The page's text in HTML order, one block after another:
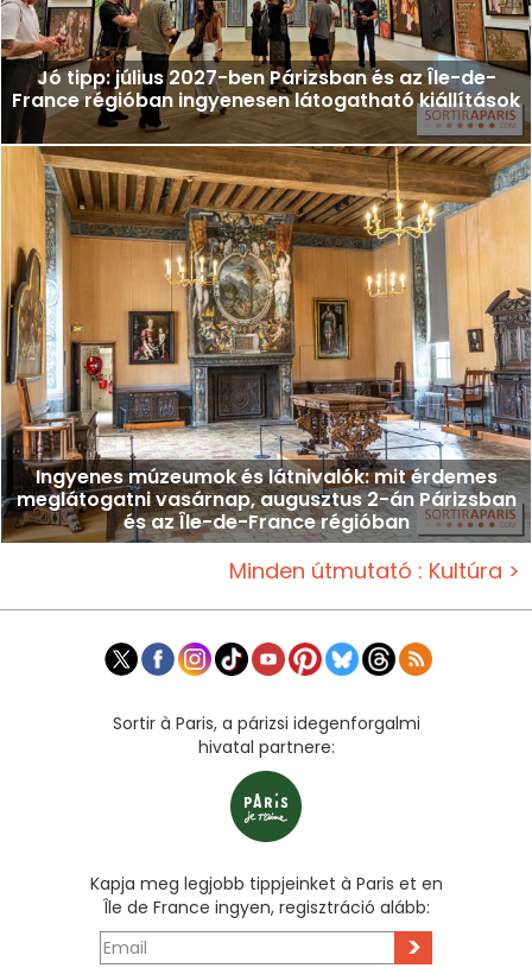
Jó tipp: július 2027-ben Párizsban és az Île-de-
France régióban ingyenesen látogatható kiállítások
Ingyenes múzeumok és látnivalók: mit érdemes
meglátogatni vasárnap, augusztus 2-án Párizsban
és az Île-de-France régióban
Minden útmutató : Kultúra >
Sortir à Paris, a párizsi idegenforgalmi
hivatal partnere:
Kapja meg legjobb tippjeinket à Paris et en
Île de France ingyen, regisztráció alább:
>